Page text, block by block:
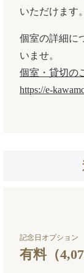
いただけます。
個室の詳細に
いませ。
個室・貸切の
https://e-
記念日オプション
有料（